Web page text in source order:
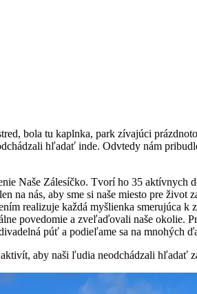
bola tu kaplnka, park zívajúci
hľadať inde. Odvtedy nám
Naše Zálesíčko. Tvorí ho 35
na nás, aby sme si naše miesto pre
realizuje každá myšlienka smerujúca
povedomie a zveľaďovali naše okolie.
púť a podieľame sa na mnohých
aby naši ľudia neodchádzali hľadať